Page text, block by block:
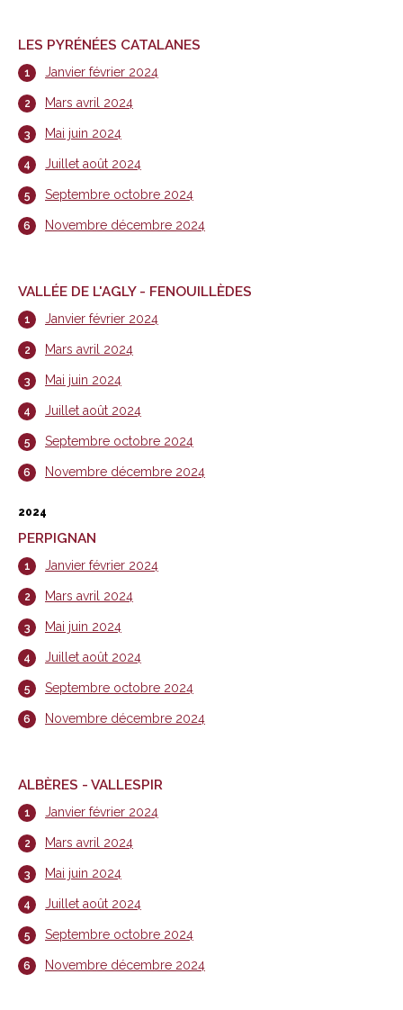
LES PYRÉNÉES CATALANES
Janvier février 2024
Mars avril 2024
Mai juin 2024
Juillet août 2024
Septembre octobre 2024
Novembre décembre 2024
VALLÉE DE L'AGLY - FENOUILLÈDES
Janvier février 2024
Mars avril 2024
Mai juin 2024
Juillet août 2024
Septembre octobre 2024
Novembre décembre 2024
2024
PERPIGNAN
Janvier février 2024
Mars avril 2024
Mai juin 2024
Juillet août 2024
Septembre octobre 2024
Novembre décembre 2024
ALBÈRES - VALLESPIR
Janvier février 2024
Mars avril 2024
Mai juin 2024
Juillet août 2024
Septembre octobre 2024
Novembre décembre 2024